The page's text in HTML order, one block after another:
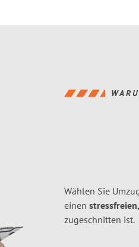
Wählen Sie
einen
zugeschnitten ist.